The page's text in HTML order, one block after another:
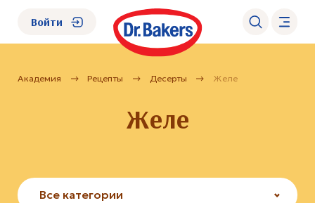
О нас
Войти
Академия Рецепты Десерты Желе
Желе
Все категории